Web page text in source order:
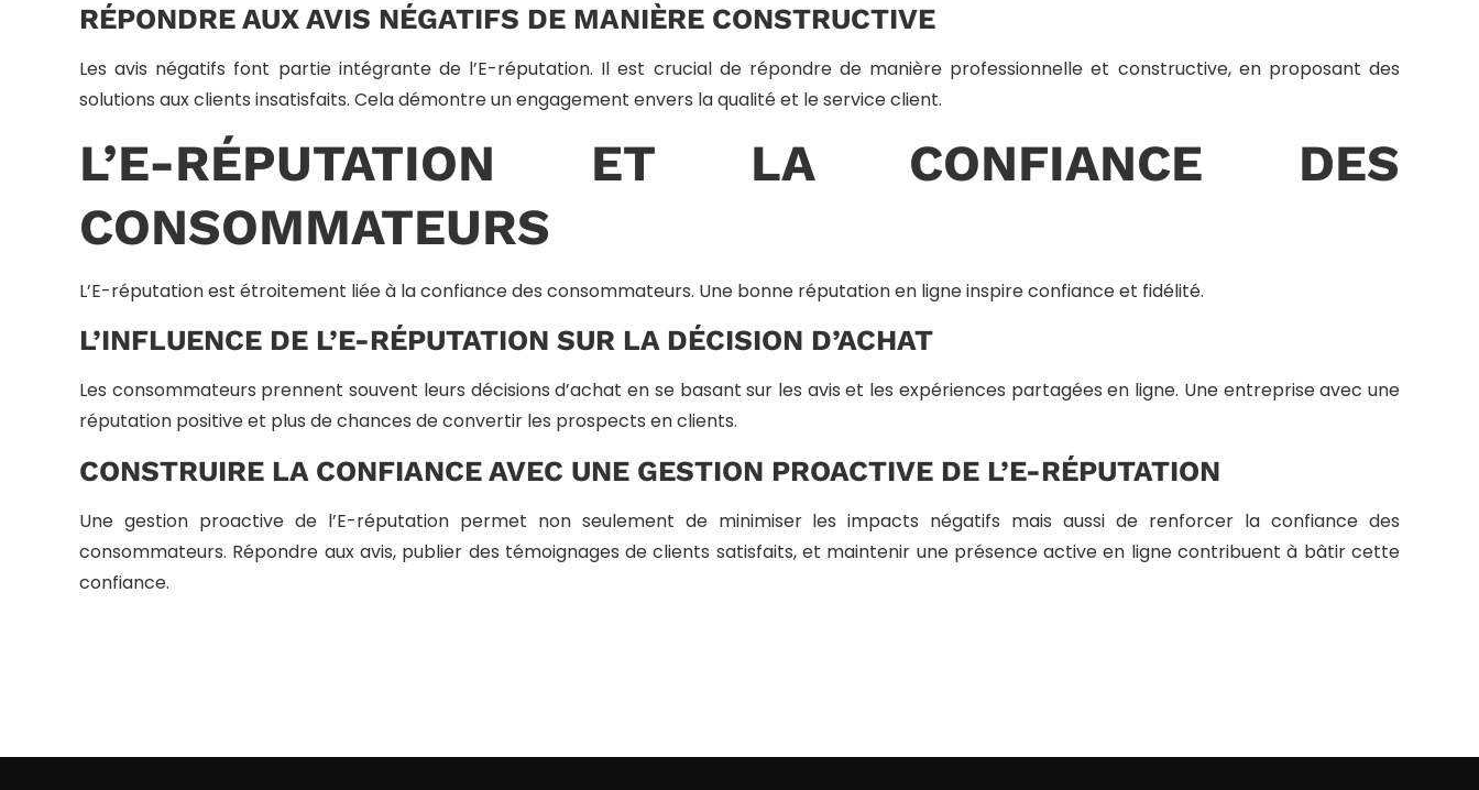
RÉPONDRE AUX AVIS NÉGATIFS DE MANIÈRE CONSTRUCTIVE
Les avis négatifs font partie intégrante de l’E-réputation. Il est crucial de répondre de manière professionnelle et constructive, en proposant des
solutions aux clients insatisfaits. Cela démontre un engagement envers la qualité et le service client.
L’E-RÉPUTATION ET LA CONFIANCE DES
CONSOMMATEURS
L’E-réputation est étroitement liée à la confiance des consommateurs. Une bonne réputation en ligne inspire confiance et fidélité.
L’INFLUENCE DE L’E-RÉPUTATION SUR LA DÉCISION D’ACHAT
Les consommateurs prennent souvent leurs décisions d’achat en se basant sur les avis et les expériences partagées en ligne. Une entreprise avec une
réputation positive et plus de chances de convertir les prospects en clients.
CONSTRUIRE LA CONFIANCE AVEC UNE GESTION PROACTIVE DE L’E-RÉPUTATION
Une gestion proactive de l’E-réputation permet non seulement de minimiser les impacts négatifs mais aussi de renforcer la confiance des
consommateurs. Répondre aux avis, publier des témoignages de clients satisfaits, et maintenir une présence active en ligne contribuent à bâtir cette
confiance.